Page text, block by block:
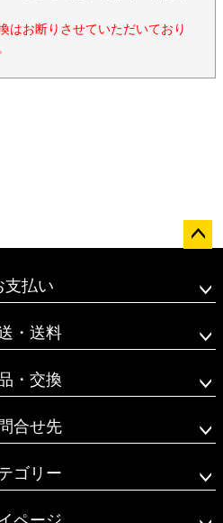
はお断りさせていただいており
ップ
支払い
・送料
・交換
合せ先
ゴリー